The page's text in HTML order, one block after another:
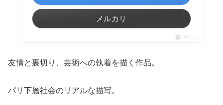
メルカリ
ポチップ
友情と裏切り、芸術への執着を描く作品。
パリ下層社会のリアルな描写。